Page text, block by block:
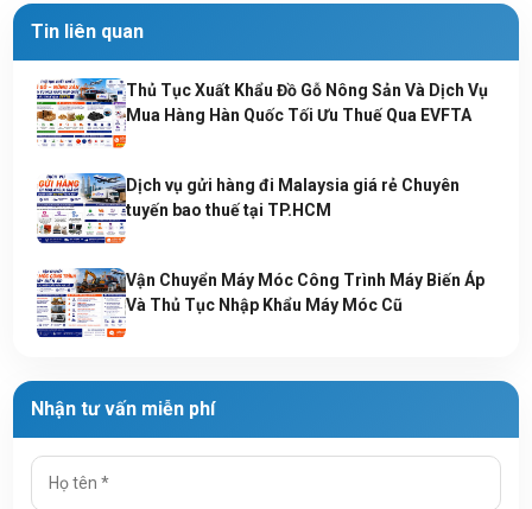
Tin liên quan
Thủ Tục Xuất Khẩu Đồ Gỗ Nông Sản Và Dịch Vụ
Mua Hàng Hàn Quốc Tối Ưu Thuế Qua EVFTA
Dịch vụ gửi hàng đi Malaysia giá rẻ Chuyên
tuyến bao thuế tại TP.HCM
Vận Chuyển Máy Móc Công Trình Máy Biến Áp
Và Thủ Tục Nhập Khẩu Máy Móc Cũ
Nhận tư vấn miễn phí